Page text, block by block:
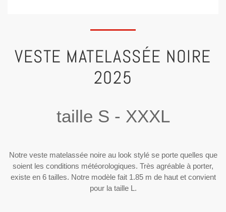
VESTE MATELASSÉE NOIRE
2025
taille S - XXXL
Notre veste matelassée noire au look stylé se porte quelles que
soient les conditions météorologiques. Très agréable à porter,
existe en 6 tailles. Notre modèle fait 1.85 m de haut et convient
pour la taille L.